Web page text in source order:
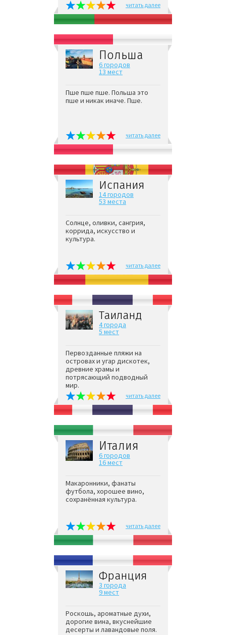
читать далее
Польша
6 городов
13 мест
Пше пше пше. Польша это
пше и никак иначе. Пше.
читать далее
Испания
14 городов
53 места
Солнце, оливки, сангрия,
коррида, искусство и
культура.
читать далее
Таиланд
4 города
5 мест
Первозданные пляжи на
островах и угар дискотек,
древние храмы и
потрясающий подводный
мир.
читать далее
Италия
6 городов
16 мест
Макаронники, фанаты
футбола, хорошее вино,
сохранённая культура.
читать далее
Франция
3 города
9 мест
Роскошь, ароматные духи,
дорогие вина, вкуснейшие
десерты и лавандовые поля.